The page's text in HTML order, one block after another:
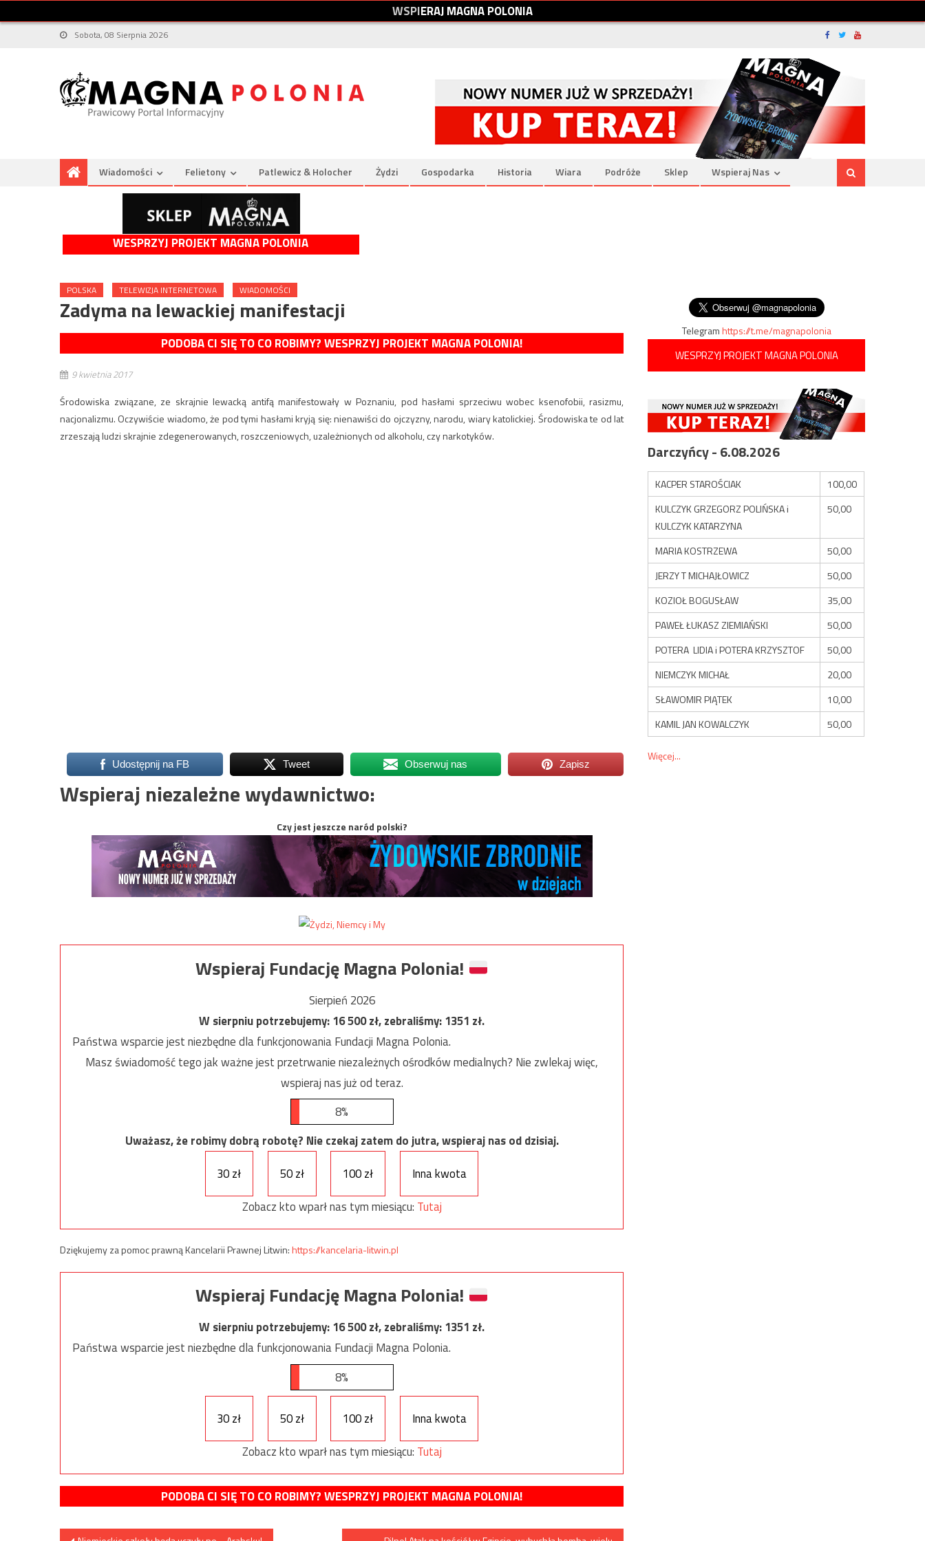
WSPIERAJMAGNAPOLONIA
Sobota, 08 Sierpnia 2026
Wiadomości Felietony Patlewicz & Holocher Żydzi Gospodarka Historia Wiara Podróże Sklep Wspieraj Nas
WESPRZYJ PROJEKT MAGNA POLONIA
POLSKA TELEWIZJA INTERNETOWA WIADOMOŚCI
Zadyma na lewackiej manifestacji
PODOBA CI SIĘ TO CO ROBIMY? WESPRZYJ PROJEKT MAGNA POLONIA!
9 kwietnia 2017
Środowiska związane, ze skrajnie lewacką antifą manifestowały w Poznaniu, pod hasłami sprzeciwu wobec ksenofobii, rasizmu,
nacjonalizmu. Oczywiście wiadomo, że pod tymi hasłami kryją się: nienawiści do ojczyzny, narodu, wiary katolickiej. Środowiska te od lat
zrzeszają ludzi skrajnie zdegenerowanych, roszczeniowych, uzależnionych od alkoholu, czy narkotyków.
Udostępnij na FB Tweet Obserwuj nas Zapisz
Wspieraj niezależne wydawnictwo:
Czy jest jeszcze naród polski?
Wspieraj Fundację Magna Polonia!
Sierpień 2026
W sierpniu potrzebujemy:16 500zł, zebraliśmy:1351 zł.
Państwa wsparcie jest niezbędne dla funkcjonowania Fundacji Magna Polonia.
Masz świadomość tego jak ważne jest przetrwanie niezależnych ośrodków medialnych? Nie zwlekaj więc,
wspieraj nas już od teraz.
8%
Uważasz, że robimy dobrą robotę? Nie czekaj zatem do jutra, wspieraj nas od dzisiaj.
30 zł
50 zł 100 zł
Inna kwota
Zobacz kto wparł nas tym miesiącu: Tutaj
Dziękujemy za pomoc prawną Kancelarii Prawnej Litwin:https://kancelaria-litwin.pl
Wspieraj Fundację Magna Polonia!
W sierpniu potrzebujemy:16 500zł, zebraliśmy:1351 zł.
Państwa wsparcie jest niezbędne dla funkcjonowania Fundacji Magna Polonia.
8%
30 zł 50 zł 100 zł
Inna kwota
Zobacz kto wparł nas tym miesiącu: Tutaj
PODOBA CI SIĘ TO CO ROBIMY? WESPRZYJ PROJEKT MAGNA POLONIA!
Telegramhttps://t.me/magnapolonia
WESPRZYJ PROJEKT MAGNA POLONIA
Darczyńcy - 6.08.2026
KACPER STAROŚCIAK
100,00
KULCZYK GRZEGORZ POLIŃSKA i
KULCZYK KATARZYNA
50,00
MARIA KOSTRZEWA
50,00
JERZY T MICHAJŁOWICZ
50,00
KOZIOŁ BOGUSŁAW
35,00
PAWEŁ ŁUKASZ ZIEMIAŃSKI
50,00
POTERA LIDIA i POTERA KRZYSZTOF
50,00
NIEMCZYK MICHAŁ
20,00
SŁAWOMIR PIĄTEK
10,00
KAMIL JAN KOWALCZYK
50,00
Więcej...